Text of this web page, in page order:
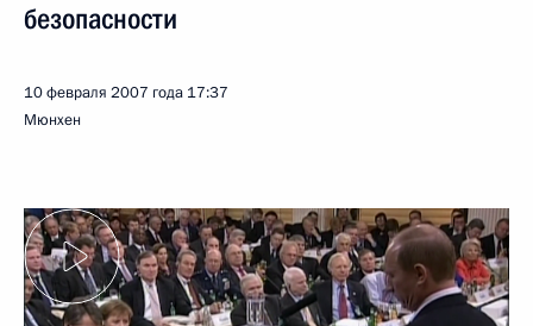
безопасности
10 февраля 2007 года 17:37
Мюнхен